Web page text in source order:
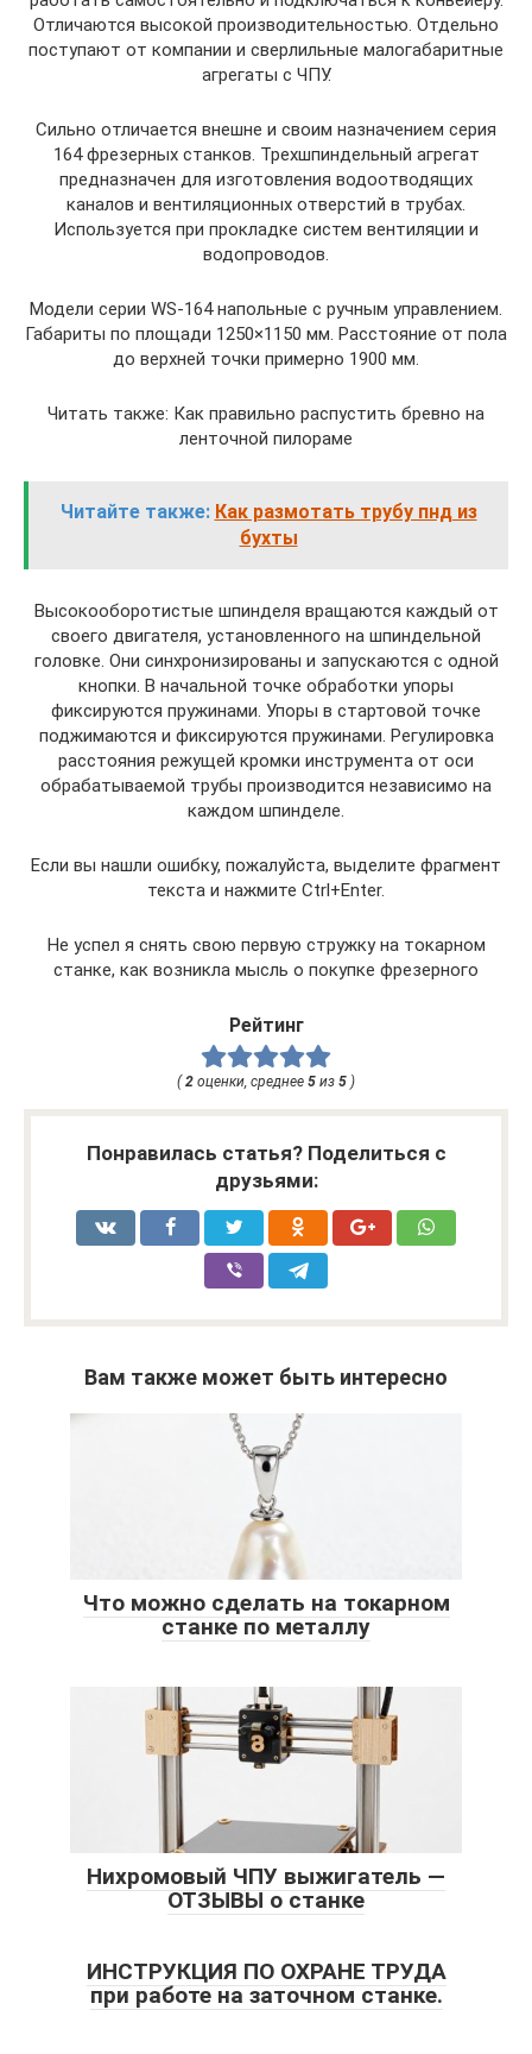
Отличаются высокой производительностью. Отдельно
поступают от компании и сверлильные малогабаритные
агрегаты с ЧПУ.
Сильно отличается внешне и своим назначением серия
164 фрезерных станков. Трехшпиндельный агрегат
предназначен для изготовления водоотводящих
каналов и вентиляционных отверстий в трубах.
Используется при прокладке систем вентиляции и
водопроводов.
Модели серии WS-164 напольные с ручным управлением.
Габариты по площади 1250×1150 мм. Расстояние от пола
до верхней точки примерно 1900 мм.
Читать также: Как правильно распустить бревно на
ленточной пилораме
Читайте также: Как размотать трубу пнд из
бухты
Высокооборотистые шпинделя вращаются каждый от
своего двигателя, установленного на шпиндельной
головке. Они синхронизированы и запускаются с одной
кнопки. В начальной точке обработки упоры
фиксируются пружинами. Упоры в стартовой точке
поджимаются и фиксируются пружинами. Регулировка
расстояния режущей кромки инструмента от оси
обрабатываемой трубы производится независимо на
каждом шпинделе.
Если вы нашли ошибку, пожалуйста, выделите фрагмент
текста и нажмите Ctrl+Enter.
Не успел я снять свою первую стружку на токарном
станке, как возникла мысль о покупке фрезерного
Рейтинг
(2 оценки, среднее 5 из 5 )
Понравилась статья? Поделиться с
друзьями:
Вам также может быть интересно
Что можно сделать на токарном
станке по металлу
Нихромовый ЧПУ выжигатель —
ОТЗЫВЫ о станке
ИНСТРУКЦИЯ ПО ОХРАНЕ ТРУДА
при работе на заточном станке.